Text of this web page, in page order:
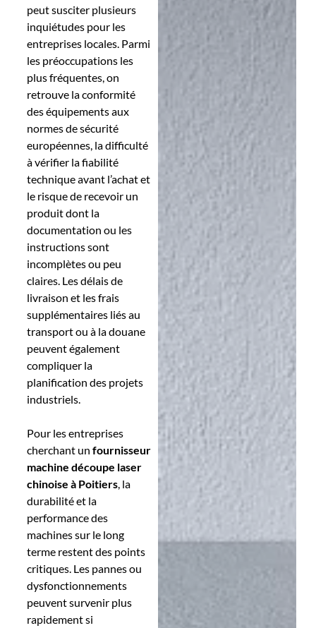
peut susciter plusieurs
inquiétudes pour les
entreprises locales. Parmi
les préoccupations les
plus fréquentes, on
retrouve la conformité
des équipements aux
normes de sécurité
européennes, la difficulté
à vérifier la fiabilité
technique avant l’achat et
le risque de recevoir un
produit dont la
documentation ou les
instructions sont
incomplètes ou peu
claires. Les délais de
livraison et les frais
supplémentaires liés au
transport ou à la douane
peuvent également
compliquer la
planification des projets
industriels.
Pour les entreprises
cherchant un fournisseur
machine découpe laser
chinoise à Poitiers, la
durabilité et la
performance des
machines sur le long
terme restent des points
critiques. Les pannes ou
dysfonctionnements
peuvent survenir plus
rapidement si